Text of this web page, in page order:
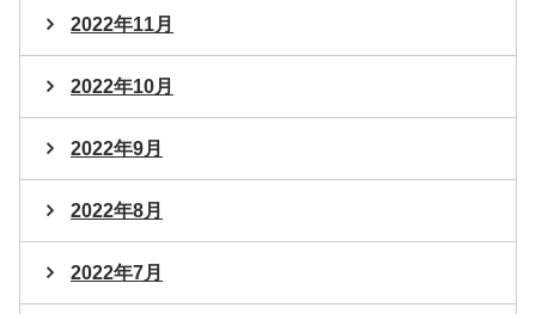
2022年11月
2022年10月
2022年9月
2022年8月
2022年7月